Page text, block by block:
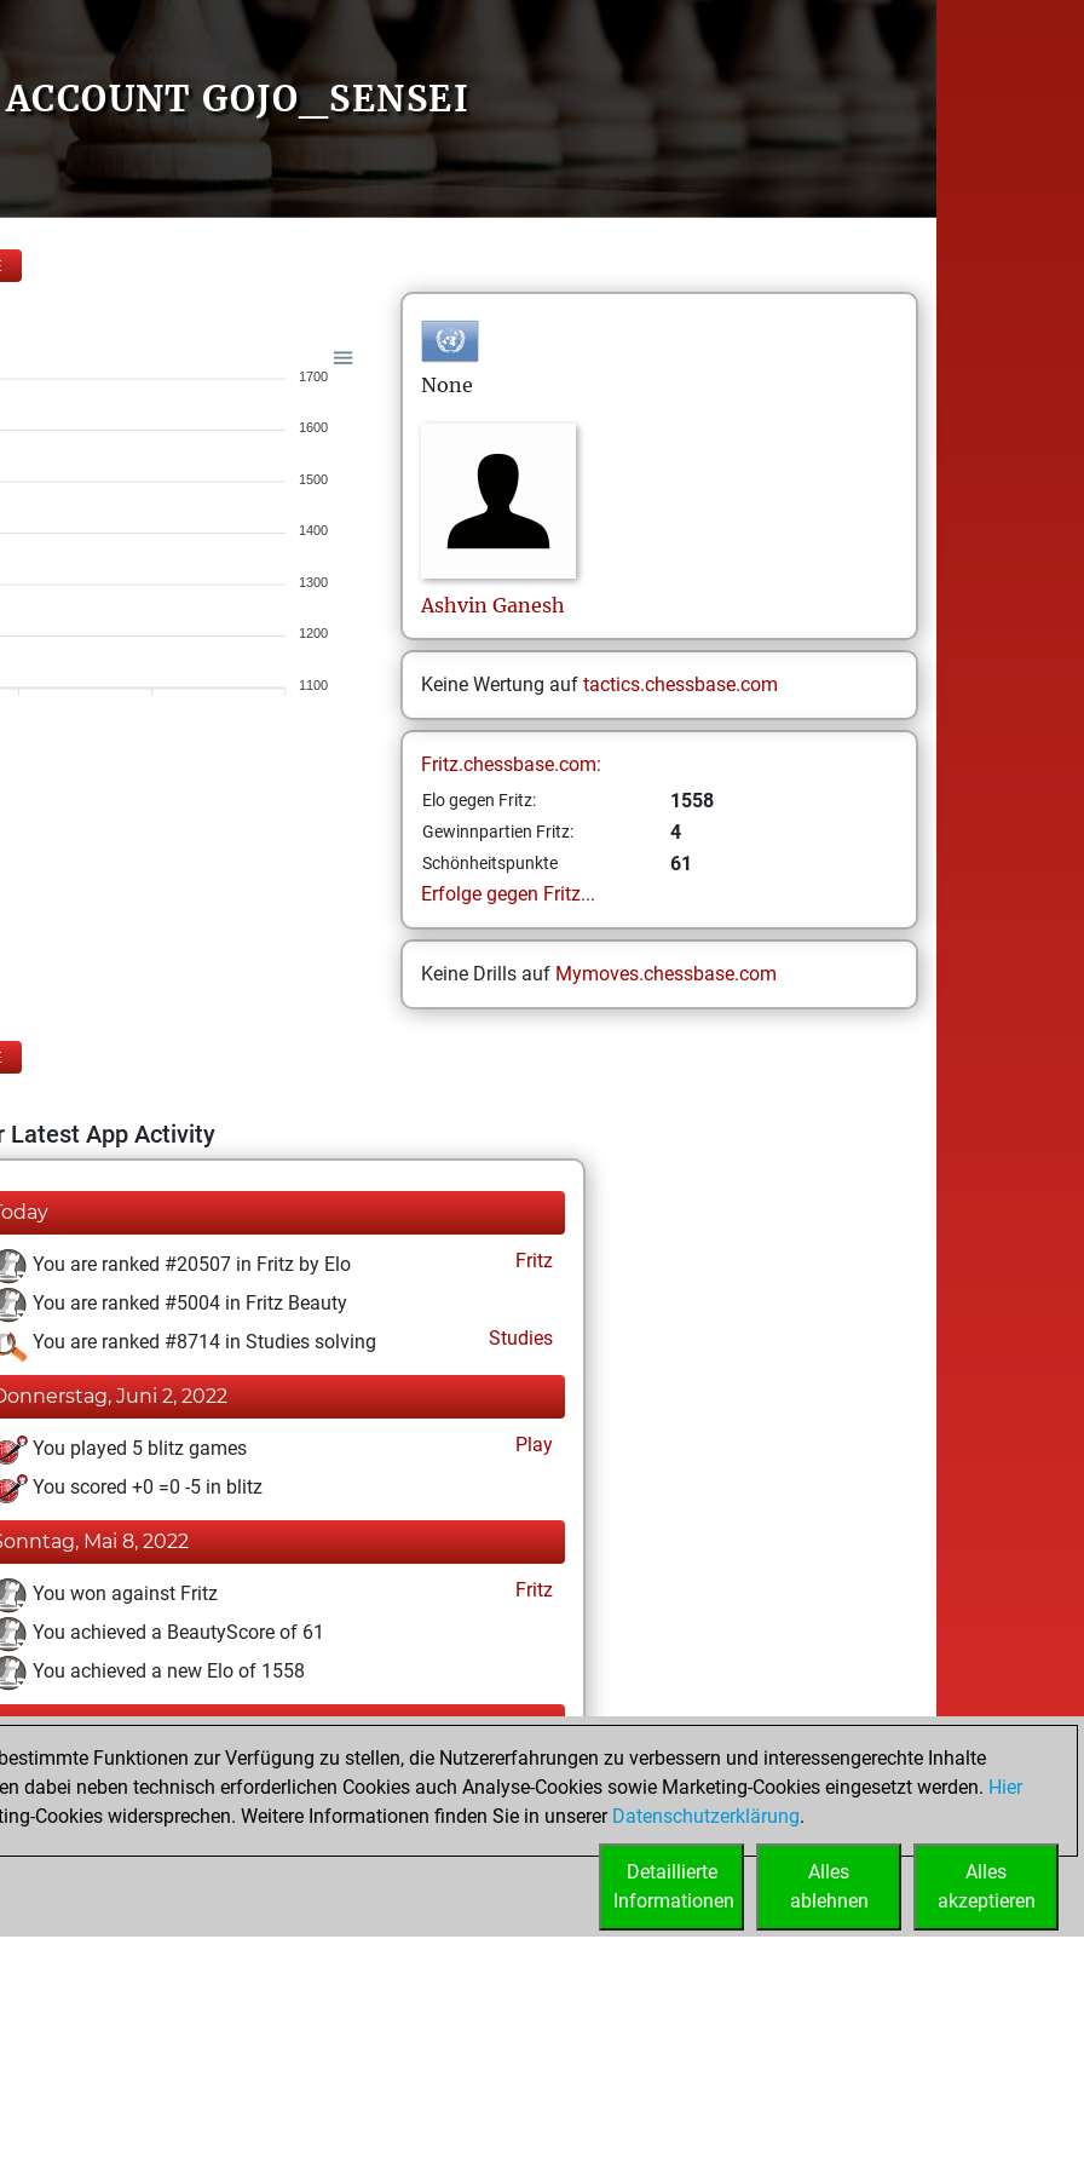
ACCOUNT GOJO_SENSEI
1700
1600
1500
1400
1300
1200
1100
None
Ashvin Ganesh
Keine Wertung auf tactics.chessbase.com
Fritz.chessbase.com:
Elo gegen Fritz: 1558
Gewinnpartien Fritz: 4
Schönheitspunkte
61
Erfolge gegen Fritz...
Keine Drills auf Mymoves.chessbase.com
Latest App Activity
You are ranked #20507 in Fritz by Elo
Fritz
You are ranked #5004 in Fritz Beauty
You are ranked #8714 in Studies solving
Studies
Juni 2, 2022
You played 5 blitz games
Play
You scored +0 =0 -5 in blitz
Mai 8, 2022
You won against Fritz
Fritz
You achieved a BeautyScore of 61
You achieved a new Elo of 1558
Dezember 24, 2021
You created your Fritz account
Fritz
You created your Studies account
Studies
Funktionen zur Verfügung zu stellen, die Nutzererfahrungen zu verbessern und interessengerechte Inhalte
dabei neben technisch erforderlichen Cookies auch Analyse-Cookies sowie Marketing-Cookies eingesetzt werden. Hier
Cookies widersprechen. Weitere Informationen finden Sie in unserer Datenschutzerklärung.
Alles
akzeptieren
Alles
ablehnen
Detaillierte
Informationen